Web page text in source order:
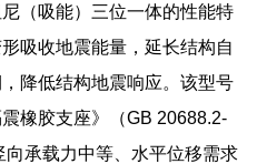
（吸能）三位一体的性能特
吸收地震能量，延长结构自
降低结构地震响应。该型号
橡胶支座》（GB 20688.2-
承载力中等、水平位移需求